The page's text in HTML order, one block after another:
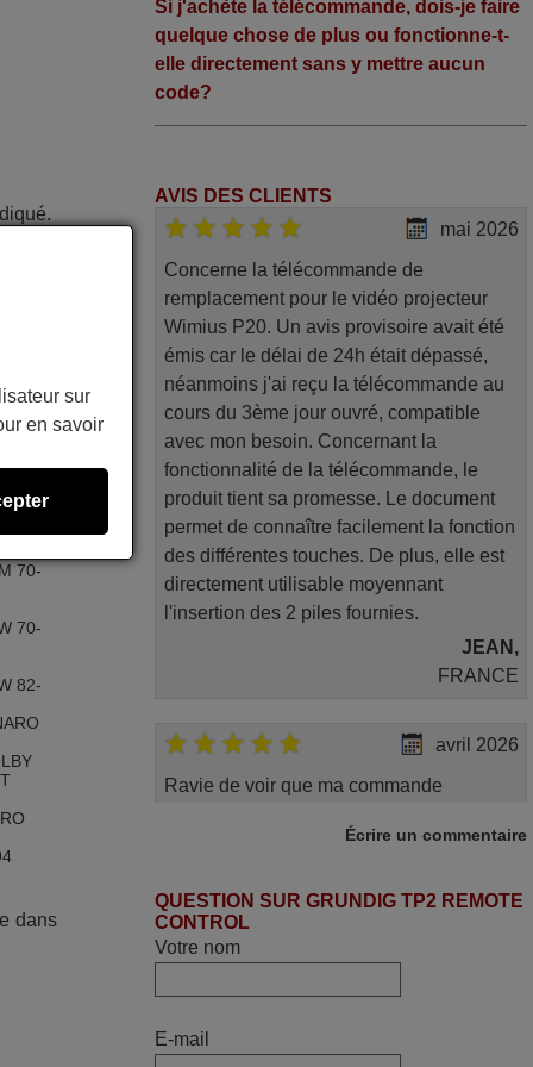
TOP
70-
70-
82-
dans
Si j'achète la télécommande, dois-je faire
quelque chose de plus ou fonctionne-t-
elle directement sans y mettre aucun
code?
AVIS DES CLIENTS
mai 2026
Concerne la télécommande de
remplacement pour le vidéo projecteur
Wimius P20. Un avis provisoire avait été
émis car le délai de 24h était dépassé,
néanmoins j'ai reçu la télécommande au
cours du 3ème jour ouvré, compatible
avec mon besoin. Concernant la
fonctionnalité de la télécommande, le
produit tient sa promesse. Le document
permet de connaître facilement la fonction
des différentes touches. De plus, elle est
directement utilisable moyennant
l'insertion des 2 piles fournies.
JEAN,
FRANCE
avril 2026
Ravie de voir que ma commande
expédiée Je vous en remercie d’avance
Jacqueline,
Je suis très content de cet achat. Cette
Écrire un commentaire
QUESTION SUR GRUNDIG TP2 REMOTE
CONTROL
Votre nom
E-mail
sur
en savoir